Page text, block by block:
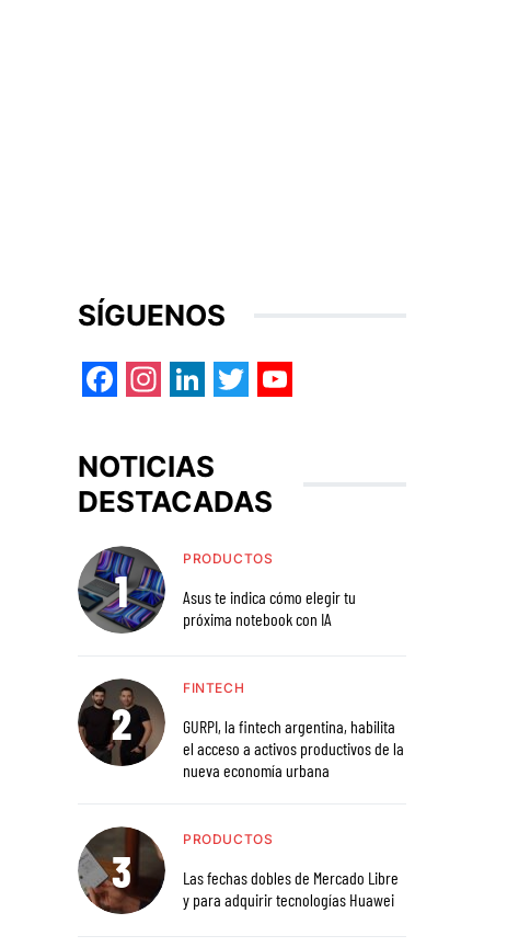
SÍGUENOS
NOTICIAS
DESTACADAS
PRODUCTOS
Asus te indica cómo elegir tu
próxima notebook con IA
FINTECH
GURPI, la fintech argentina, habilita
el acceso a activos productivos de la
nueva economía urbana
PRODUCTOS
Las fechas dobles de Mercado Libre
y para adquirir tecnologías Huawei